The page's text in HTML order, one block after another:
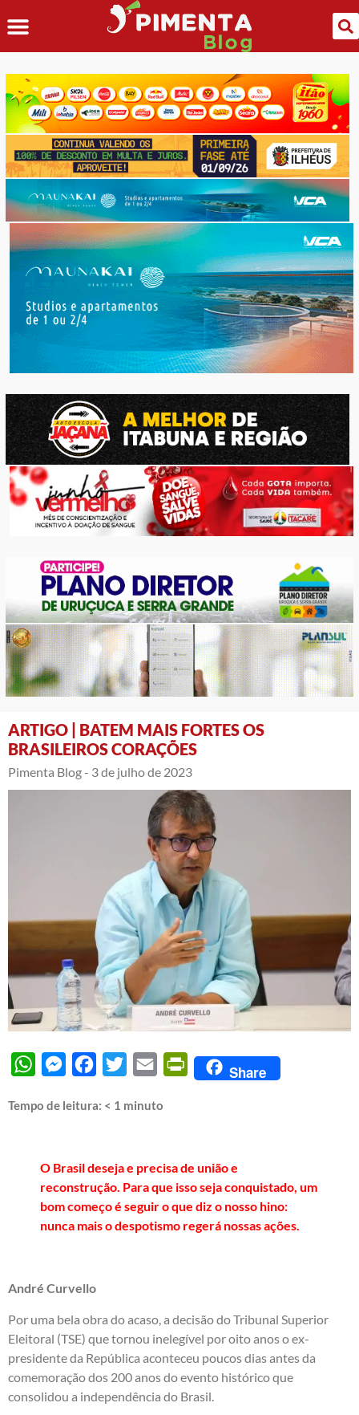
ARTIGO | BATEM MAIS FORTES OS
BRASILEIROS CORAÇÕES
Pimenta Blog - 3 de julho de 2023
WhatsAppMessengerFacebook
Twitter Email PrintFriendly
Share
Tempo de leitura: < 1 minuto
O Brasil deseja e precisa de união e
reconstrução. Para que isso seja conquistado, um
bom começo é seguir o que diz o nosso hino:
nunca mais o despotismo regerá nossas ações.
André Curvello
Por uma bela obra do acaso, a decisão do Tribunal Superior
Eleitoral (TSE) que tornou inelegível por oito anos o ex-
presidente da República aconteceu poucos dias antes da
comemoração dos 200 anos do evento histórico que
consolidou a independência do Brasil.